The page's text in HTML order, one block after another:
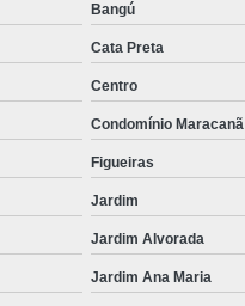
Bangú
Cata Preta
Centro
Condomínio Maracanã
Figueiras
Jardim
Jardim Alvorada
Jardim Ana Maria